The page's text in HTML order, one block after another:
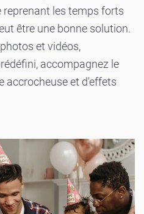
reprenant les temps forts
être une bonne solution.
et vidéos,
accompagnez le
accrocheuse et d'effets